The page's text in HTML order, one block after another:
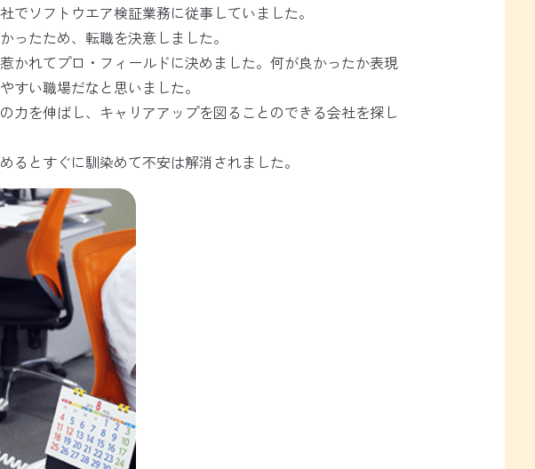
ソフトウエア検証業務に従事していました。
ったため、転職を決意しました。
かれてプロ・フィールドに決めました。何が良かったか表現
すい職場だなと思いました。
力を伸ばし、キャリアアップを図ることのできる会社を探し
とすぐに馴染めて不安は解消されました。